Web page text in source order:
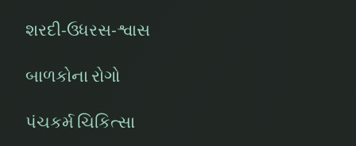
શરદી-ઉધરસ-શ્વાસ
બાળકોના રોગો
પંચકર્મ ચિકિત્સા